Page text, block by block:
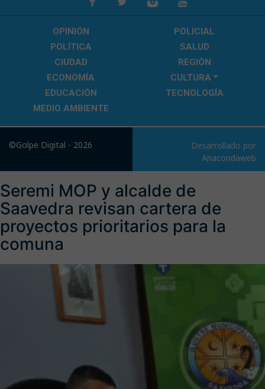
OPINIÓN
POLICIAL
POLÍTICA
SALUD
CIUDAD
REGIÓN
ECONOMÍA
CULTURA
EDUCACIÓN
TECNOLOGÍA
MEDIO AMBIENTE
©Golpe Digital - 2026
Desarrollado por
Anacondaweb
Seremi MOP y alcalde de
Saavedra revisan cartera de
proyectos prioritarios para la
comuna